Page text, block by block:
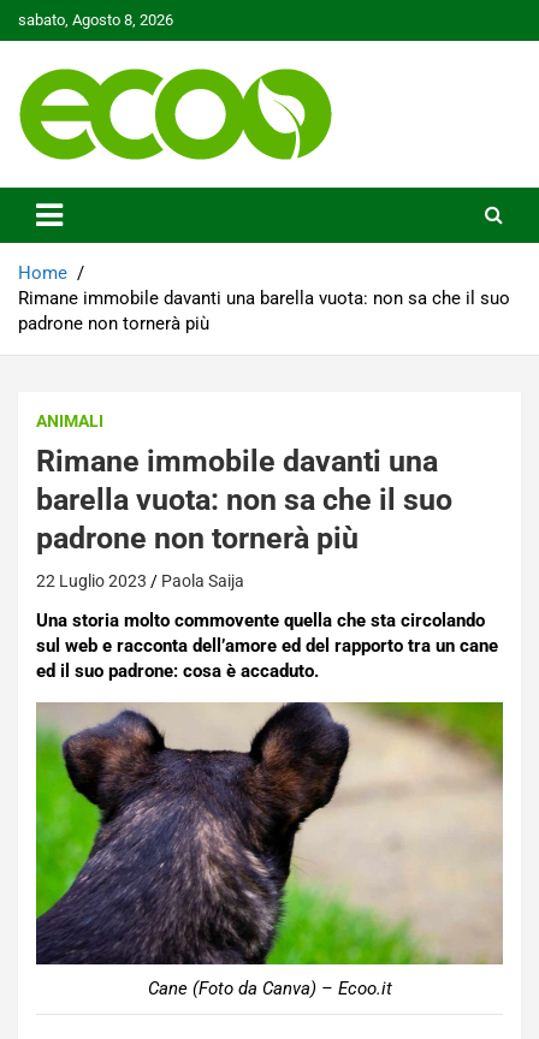
to
sabato, Agosto 8, 2026
Ecoo.it
Home
Rimane immobile davanti una barella vuota: non sa che il suo
padrone non tornerà più
ANIMALI
Rimane immobile davanti una
barella vuota: non sa che il suo
padrone non tornerà più
22 Luglio 2023 Paola Saija
Una storia molto commovente quella che sta circolando
sul web e racconta dell’amore ed del rapporto tra un cane
ed il suo padrone: cosa è accaduto.
Cane (Foto da Canva) – Ecoo.it